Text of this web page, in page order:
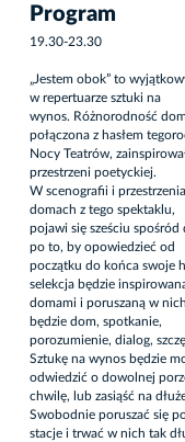
Program
19.30-23.30
„Jestem obok” to
w repertuarze sztuki na
wynos. Różnorodność
połączona z hasłem
Nocy Teatrów,
przestrzeni poetyckiej.
W scenografii i
domach z tego spektaklu,
pojawi się sześciu
po to, by opowiedzieć od
początku do końca swoje
selekcja będzie
domami i poruszaną w
będzie dom, spotkanie,
porozumienie, dialog,
Sztukę na wynos będzie
odwiedzić o dowolnej
chwilę, lub zasiąść na
Swobodnie poruszać się
stacje i trwać w nich tak